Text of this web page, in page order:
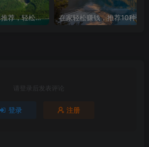
宝妈兼职招聘平台推荐，轻松找到理想工作！
请登录后发表评论
登录 注册